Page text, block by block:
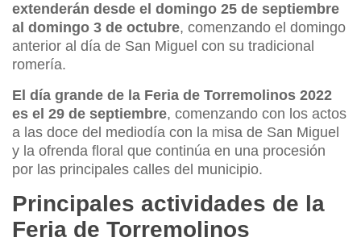
extenderán desde el domingo 25 de septiembre
al domingo 3 de octubre, comenzando el domingo
anterior al día de San Miguel con su tradicional
romería.
El día grande de la Feria de Torremolinos 2022
es el 29 de septiembre, comenzando con los actos
a las doce del mediodía con la misa de San Miguel
y la ofrenda floral que continúa en una procesión
por las principales calles del municipio.
Principales actividades de la
Feria de Torremolinos